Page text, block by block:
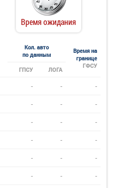
Время ожидания
Кол. авто
по данным
Время на
границе
ГФСУ
ГПСУ ЛОГА
- - -
- - -
- - -
- - -
- - -
- - -